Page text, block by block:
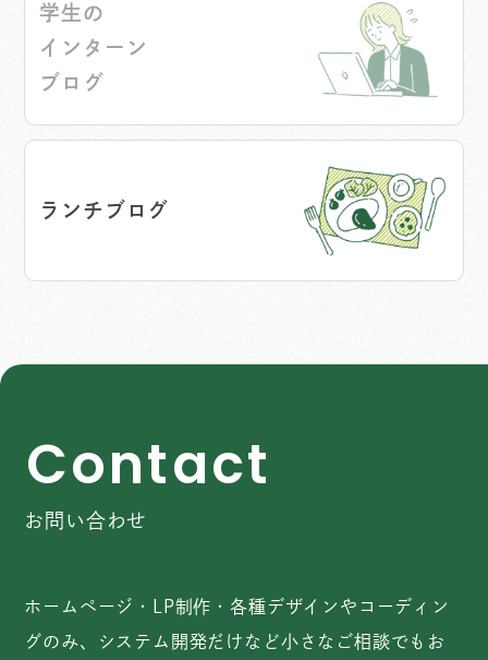
学生の
インターン
ブログ
ランチブログ
Contact
お問い合わせ
ホームページ・LP制作・各種デザインやコーディン
グのみ、システム開発だけなど小さなご相談でもお